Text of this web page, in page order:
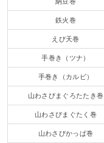
鉄火巻
えび天巻
手巻き（ツナ）
手巻き（カルビ）
山わさびまぐろたたき巻
山わさびまぐたく巻
山わさびかっぱ巻